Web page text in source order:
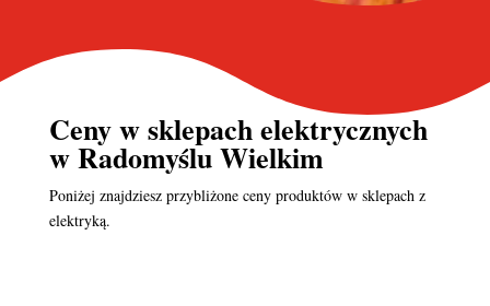
Ceny wsklepach elektrycznych
w Radomyślu Wielkim
Poniżej znajdziesz przybliżone ceny produktów w sklepach z
elektryką.